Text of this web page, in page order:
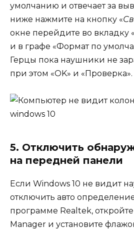
умолчанию и отвечает за
ниже нажмите на кнопку «
окне перейдите во вкладку
и в графе «Формат по
Герцы пока наушники не
при этом «OK» и «Проверка».
5. Отключить
на передней панели
Если Windows 10 не видит
отключить авто
программе Realtek,
Manager и установите